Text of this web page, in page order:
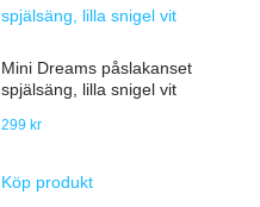
Mini Dreams påslakanset
spjälsäng, lilla snigel vit
299kr
Köp produkt